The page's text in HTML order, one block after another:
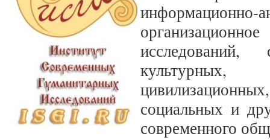
социальных и
современного